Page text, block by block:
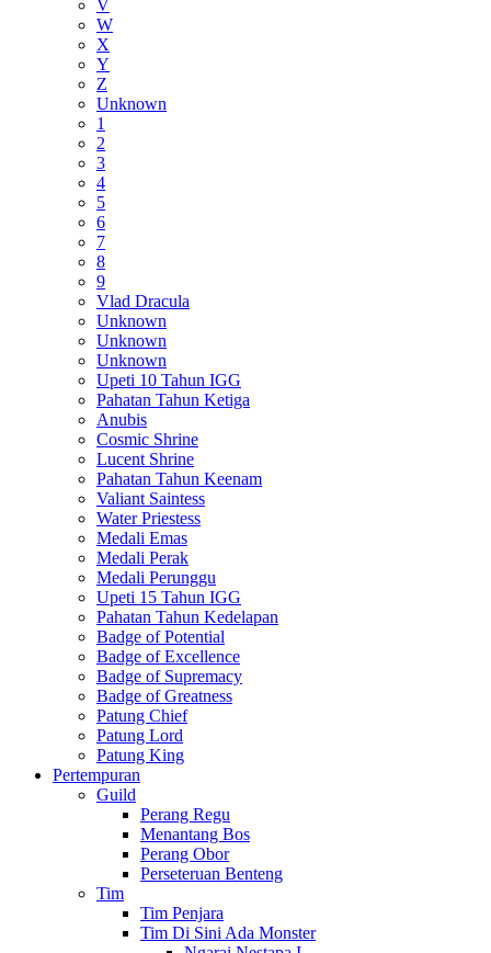
V
W
X
Y
Z
Unknown
1
2
3
4
5
6
7
8
9
Vlad Dracula
Unknown
Unknown
Unknown
Upeti 10 Tahun IGG
Pahatan Tahun Ketiga
Anubis
Cosmic Shrine
Lucent Shrine
Pahatan Tahun Keenam
Valiant Saintess
Water Priestess
Medali Emas
Medali Perak
Medali Perunggu
Upeti 15 Tahun IGG
Pahatan Tahun Kedelapan
Badge of Potential
Badge of Excellence
Badge of Supremacy
Badge of Greatness
Patung Chief
Patung Lord
Patung King
Pertempuran
Guild
Perang Regu
Menantang Bos
Perang Obor
Perseteruan Benteng
Tim
Tim Penjara
Tim Di Sini Ada Monster